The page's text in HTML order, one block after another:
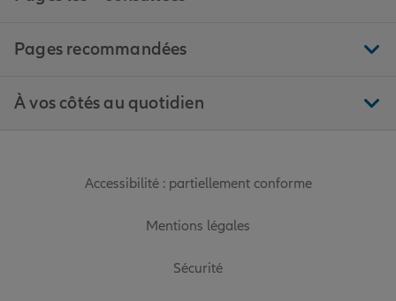
Pages recommandées
À vos côtés au quotidien
Accessibilité : partiellement conforme
Mentions légales
Sécurité